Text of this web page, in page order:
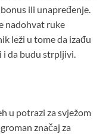
ili unapređenje.
nadohvat ruke
leži u tome da izađu
i da budu strpljivi.
u potrazi za svježom
značaj za